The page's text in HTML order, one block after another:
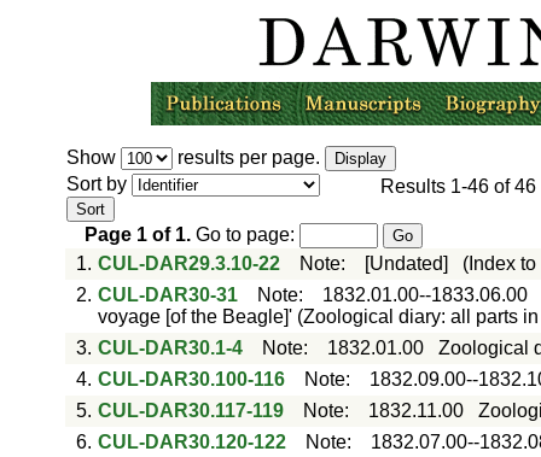
Show
results per page.
Sort by
Results 1-46of46
Page 1of 1.Go to page:
1. CUL-DAR29.3.10-22 Note: [Undated]
(Index
2. CUL-DAR30-31 Note:
1832.01.00--1833.06.00
voyage [of the Beagle]' (Zoological diary: all parts
3. CUL-DAR30.1-4 Note: 1832.01.00
Zoological
4. CUL-DAR30.100-116 Note:
1832.09.00--
5. CUL-DAR30.117-119 Note: 1832.11.00
6. CUL-DAR30.120-122 Note:
1832.07.00--